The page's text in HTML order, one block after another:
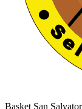
Basket San